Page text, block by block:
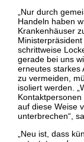
„Nur durch
Handeln haben
Krankenhäuser
schrittweise
gerade bei uns
erneutes starkes
zu vermeiden,
isoliert werden.
auf diese Weise
unterbrechen“,
„Neu ist, dass